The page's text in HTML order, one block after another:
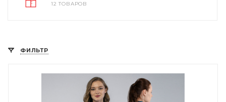
12 ТОВАРОВ
ФИЛЬТР